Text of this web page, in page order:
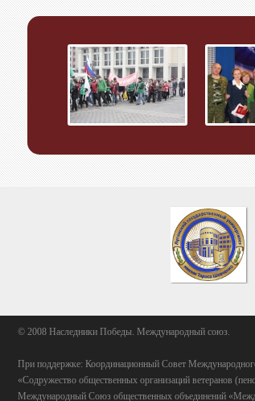
© 2008 Наследники Победы. Международный союз.
При поддержке: Координационный Совет
«Содружество общественных организаций ветеранов
Международный Союз общественных объединений